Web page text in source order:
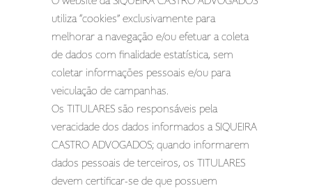
utiliza “cookies” exclusivamente para
melhorar a navegação e/ou efetuar a coleta
de dados com finalidade estatística, sem
coletar informações pessoais e/ou para
veiculação de campanhas.
Os TITULARES são responsáveis pela
veracidade dos dados informados a SIQUEIRA
CASTRO ADVOGADOS; quando informarem
dados pessoais de terceiros, os TITULARES
devem certificar-se de que possuem